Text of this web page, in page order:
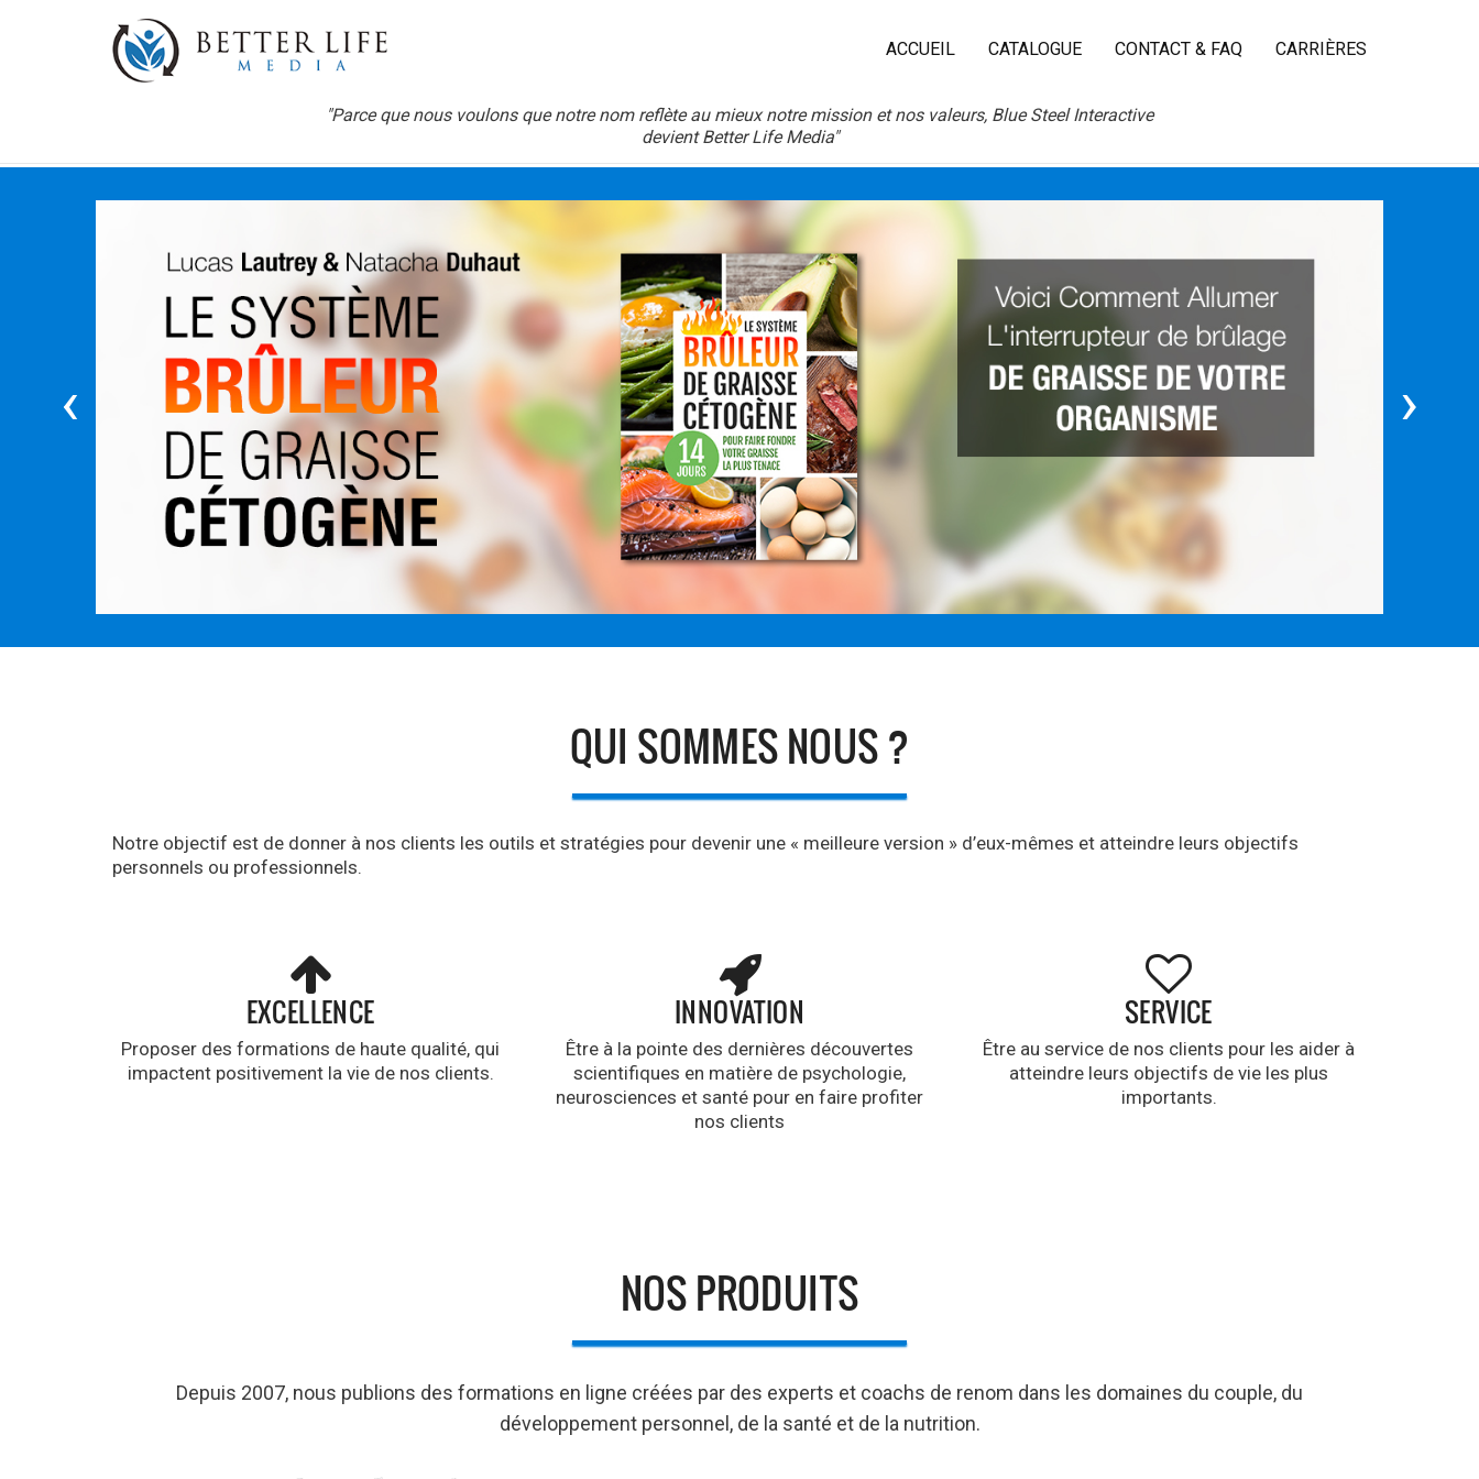
ACCUEIL CATALOGUE CONTACT & FAQ CARRIÈRES
"Parce que nous voulons que notre nom reflète au mieux notre mission et nos valeurs, Blue Steel Interactive
devient Better Life Media"
‹ ›
QUI SOMMES NOUS ?
Notre objectif est de donner à nos clients les outils et stratégies pour devenir une « meilleure version » d’eux-mêmes et atteindre leurs objectifs
personnels ou professionnels.
EXCELLENCE
Proposer des formations de haute qualité, qui
impactent positivement la vie de nos clients.
INNOVATION
Être à la pointe des dernières découvertes
scientifiques en matière de psychologie,
neurosciences et santé pour en faire profiter
nos clients
SERVICE
Être au service de nos clients pour les aider à
atteindre leurs objectifs de vie les plus
importants.
NOS PRODUITS
Depuis 2007, nous publions des formations en ligne créées par des experts et coachs de renom dans les domaines du couple, du
développement personnel, de la santé et de la nutrition.